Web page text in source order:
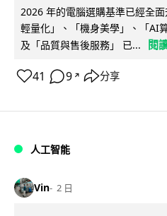
2026 年的電腦選購基準已經全
輕量化」、「機身美學」、「AI
及「品質與售後服務」 已...
閱
41 9 ↗ 分享
人工智能
Vin 2 日